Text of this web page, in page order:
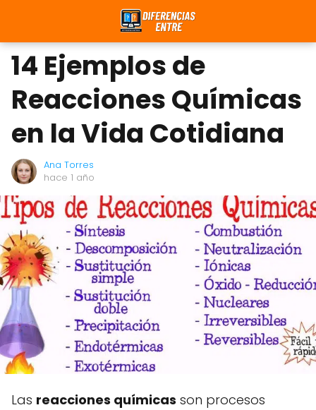
14 Ejemplos de
Reacciones Químicas
en la Vida Cotidiana
Ana Torres
hace 1 año
Las reacciones químicas son procesos